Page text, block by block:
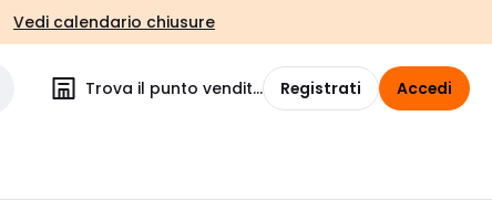
Vedi calendario chiusure
Trova il punto vendita Registrati Accedi